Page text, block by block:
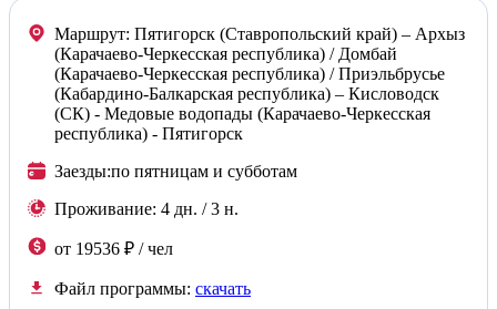
Маршрут: Пятигорск (Ставропольский край) – Архыз
(Карачаево-Черкесская республика) / Домбай
(Карачаево-Черкесская республика) / Приэльбрусье
(Кабардино-Балкарская республика) – Кисловодск
(СК) - Медовые водопады (Карачаево-Черкесская
республика) - Пятигорск
Заезды:по пятницам и субботам
Проживание: 4 дн. / 3 н.
от 19536 ₽ / чел
Файл программы: скачать